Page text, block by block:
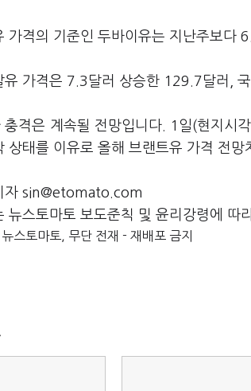
가격의 기준인 두바이유는 지난주보다
유 가격은 7.3달러 상승한 129.7달러,
충격은 계속될 전망입니다. 1일(현지시
상태를 이유로 올해 브랜트유 가격 전
자 sin@etomato.com
뉴스토마토 보도준칙 및 윤리강령에 따
스토마토, 무단 전재 - 재배포 금지